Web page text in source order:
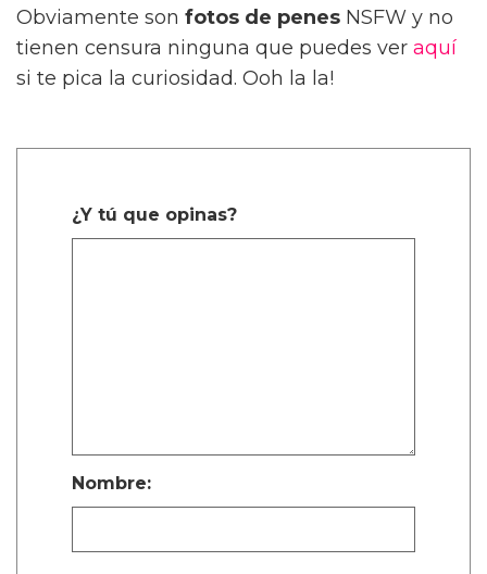
Obviamente son fotos de penes NSFW y no
tienen censura ninguna que puedes ver aquí
si te pica la curiosidad. Ooh la la!
¿Y tú que opinas?
Nombre: